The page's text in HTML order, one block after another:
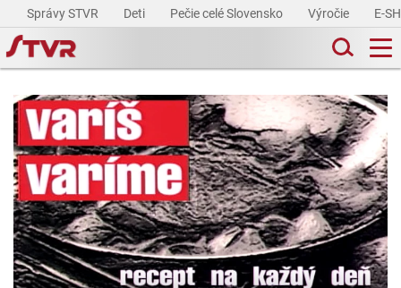
Správy STVR Deti Pečie celé Slovensko Výročie E-